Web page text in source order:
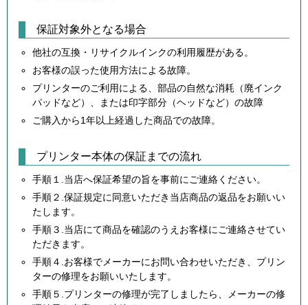
保証対象外となる場合
他社の互換・リサイクルインクの利用履歴がある。
お客様の誤った使用方法による故障。
プリンターのご利用による、部品の自然な消耗（廃インク
パッドなど）、または印字部分（ヘッドなど）の故障
ご購入から1年以上経過した商品での故障。
プリンター本体の保証までの流れ
手順１.当店へ保証希望の旨を事前にご連絡ください。
手順２.保証規定に同意いただき当店商品の返品をお願いい
たします。
手順３.当店にて商品を確認のうえお客様にご連絡させてい
ただきます。
手順４.お客様でメーカーにお問い合わせいただき、プリン
ターの修理をお願いいたします。
手順５.プリンターの修理が完了しましたら、メーカーの修